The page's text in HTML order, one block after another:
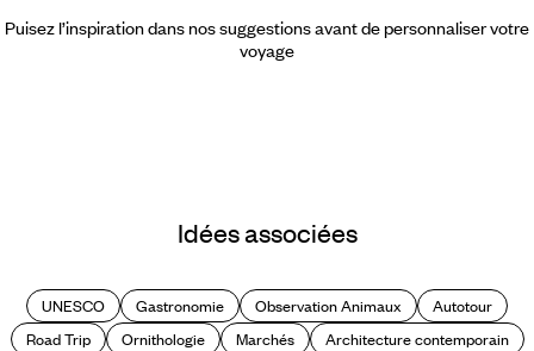
Puisez l’inspiration dans nos suggestions avant de personnaliser votre
voyage
Idées associées
UNESCO Gastronomie Observation Animaux
Autotour
Road Trip
Ornithologie Marchés
Architecture contemporain